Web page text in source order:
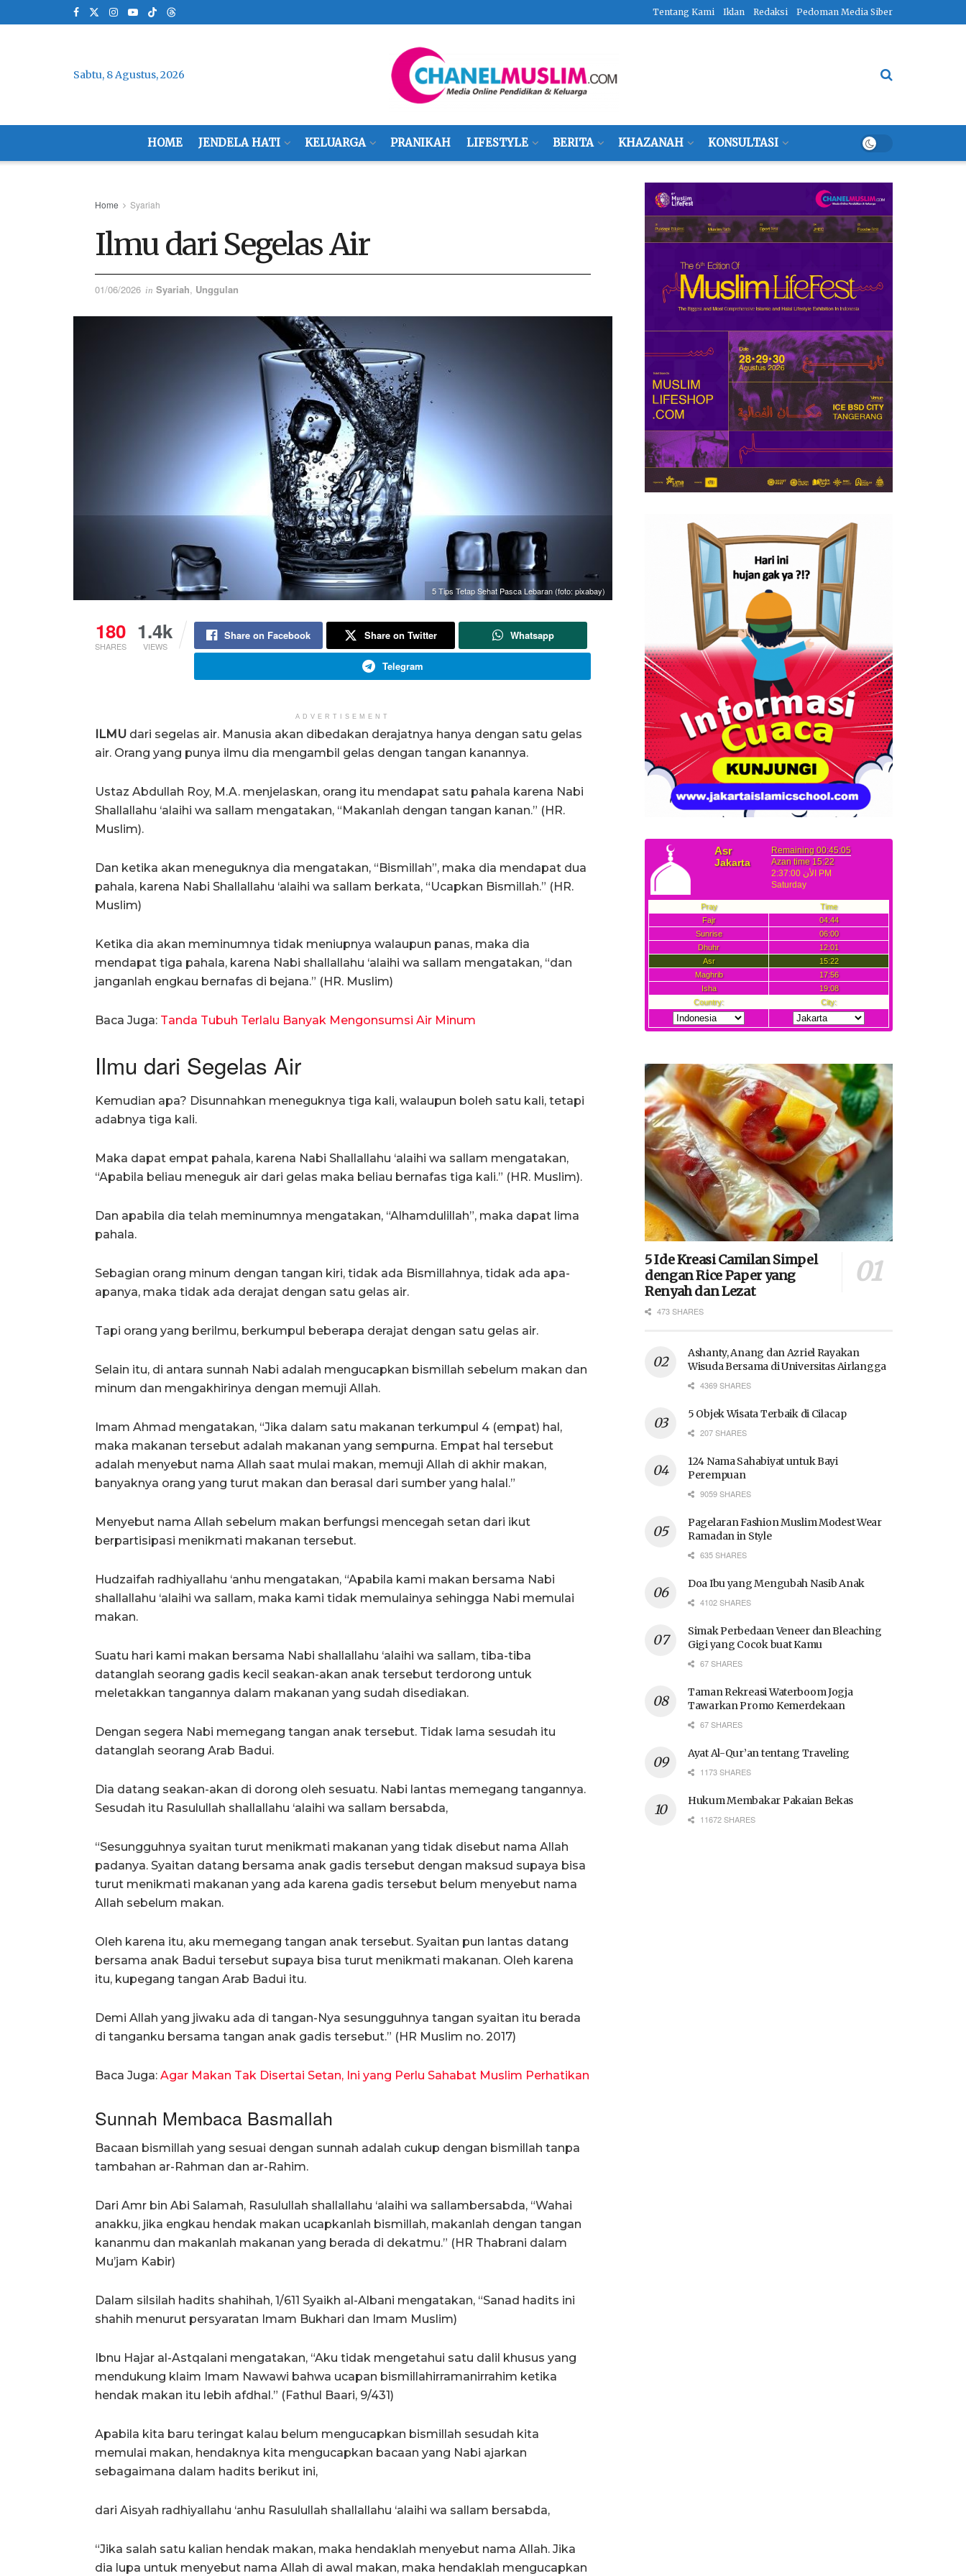
Tentang Kami Iklan Redaksi Pedoman Media Siber
Sabtu, 8 Agustus, 2026
HOME JENDELA HATI KELUARGA PRANIKAH LIFESTYLE BERITA KHAZANAH KONSULTASI
Home Syariah
Ilmu dari Segelas Air
01/06/2026 in Syariah, Unggulan
5 Tips Tetap Sehat Pasca Lebaran (foto: pixabay)
180
SHARES
1.4k
VIEWS
Share on Facebook Share on Twitter Whatsapp
Telegram
ADVERTISEMENT
ILMU dari segelas air. Manusia akan dibedakan derajatnya hanya dengan satu gelas
air. Orang yang punya ilmu dia mengambil gelas dengan tangan kanannya.
Ustaz Abdullah Roy, M.A. menjelaskan, orang itu mendapat satu pahala karena Nabi
Shallallahu ‘alaihi wa sallam mengatakan, “Makanlah dengan tangan kanan.” (HR.
Muslim).
Dan ketika akan meneguknya dia mengatakan, “Bismillah”, maka dia mendapat dua
pahala, karena Nabi Shallallahu ‘alaihi wa sallam berkata, “Ucapkan Bismillah.” (HR.
Muslim)
Ketika dia akan meminumnya tidak meniupnya walaupun panas, maka dia
mendapat tiga pahala, karena Nabi shallallahu ‘alaihi wa sallam mengatakan, “dan
janganlah engkau bernafas di bejana.” (HR. Muslim)
Baca Juga: Tanda Tubuh Terlalu Banyak Mengonsumsi Air Minum
Ilmu dari Segelas Air
Kemudian apa? Disunnahkan meneguknya tiga kali, walaupun boleh satu kali, tetapi
adabnya tiga kali.
Maka dapat empat pahala, karena Nabi Shallallahu ‘alaihi wa sallam mengatakan,
“Apabila beliau meneguk air dari gelas maka beliau bernafas tiga kali.” (HR. Muslim).
Dan apabila dia telah meminumnya mengatakan, “Alhamdulillah”, maka dapat lima
pahala.
Sebagian orang minum dengan tangan kiri, tidak ada Bismillahnya, tidak ada apa-
apanya, maka tidak ada derajat dengan satu gelas air.
Tapi orang yang berilmu, berkumpul beberapa derajat dengan satu gelas air.
Selain itu, di antara sunnah Nabi adalah mengucapkan bismillah sebelum makan dan
minum dan mengakhirinya dengan memuji Allah.
Imam Ahmad mengatakan, “Jika dalam satu makanan terkumpul 4 (empat) hal,
maka makanan tersebut adalah makanan yang sempurna. Empat hal tersebut
adalah menyebut nama Allah saat mulai makan, memuji Allah di akhir makan,
banyaknya orang yang turut makan dan berasal dari sumber yang halal.”
Menyebut nama Allah sebelum makan berfungsi mencegah setan dari ikut
berpartisipasi menikmati makanan tersebut.
Hudzaifah radhiyallahu ‘anhu mengatakan, “Apabila kami makan bersama Nabi
shallallahu ‘alaihi wa sallam, maka kami tidak memulainya sehingga Nabi memulai
makan.
Suatu hari kami makan bersama Nabi shallallahu ‘alaihi wa sallam, tiba-tiba
datanglah seorang gadis kecil seakan-akan anak tersebut terdorong untuk
meletakkan tangannya dalam makanan yang sudah disediakan.
Dengan segera Nabi memegang tangan anak tersebut. Tidak lama sesudah itu
datanglah seorang Arab Badui.
Dia datang seakan-akan di dorong oleh sesuatu. Nabi lantas memegang tangannya.
Sesudah itu Rasulullah shallallahu ‘alaihi wa sallam bersabda,
“Sesungguhnya syaitan turut menikmati makanan yang tidak disebut nama Allah
padanya. Syaitan datang bersama anak gadis tersebut dengan maksud supaya bisa
turut menikmati makanan yang ada karena gadis tersebut belum menyebut nama
Allah sebelum makan.
Oleh karena itu, aku memegang tangan anak tersebut. Syaitan pun lantas datang
bersama anak Badui tersebut supaya bisa turut menikmati makanan. Oleh karena
itu, kupegang tangan Arab Badui itu.
Demi Allah yang jiwaku ada di tangan-Nya sesungguhnya tangan syaitan itu berada
di tanganku bersama tangan anak gadis tersebut.” (HR Muslim no. 2017)
Baca Juga: Agar Makan Tak Disertai Setan, Ini yang Perlu Sahabat Muslim Perhatikan
Sunnah Membaca Basmallah
Bacaan bismillah yang sesuai dengan sunnah adalah cukup dengan bismillah tanpa
tambahan ar-Rahman dan ar-Rahim.
Dari Amr bin Abi Salamah, Rasulullah shallallahu ‘alaihi wa sallambersabda, “Wahai
anakku, jika engkau hendak makan ucapkanlah bismillah, makanlah dengan tangan
kananmu dan makanlah makanan yang berada di dekatmu.” (HR Thabrani dalam
Mu’jam Kabir)
Dalam silsilah hadits shahihah, 1/611 Syaikh al-Albani mengatakan, “Sanad hadits ini
shahih menurut persyaratan Imam Bukhari dan Imam Muslim)
Ibnu Hajar al-Astqalani mengatakan, “Aku tidak mengetahui satu dalil khusus yang
mendukung klaim Imam Nawawi bahwa ucapan bismillahirramanirrahim ketika
hendak makan itu lebih afdhal.” (Fathul Baari, 9/431)
Apabila kita baru teringat kalau belum mengucapkan bismillah sesudah kita
memulai makan, hendaknya kita mengucapkan bacaan yang Nabi ajarkan
sebagaimana dalam hadits berikut ini,
dari Aisyah radhiyallahu ‘anhu Rasulullah shallallahu ‘alaihi wa sallam bersabda,
“Jika salah satu kalian hendak makan, maka hendaklah menyebut nama Allah. Jika
dia lupa untuk menyebut nama Allah di awal makan, maka hendaklah mengucapkan
5 Ide Kreasi Camilan Simpel
dengan Rice Paper yang
Renyah dan Lezat
473 SHARES
Ashanty, Anang dan Azriel Rayakan
Wisuda Bersama di Universitas Airlangga
4369 SHARES
5 Objek Wisata Terbaik di Cilacap
207 SHARES
124 Nama Sahabiyat untuk Bayi
Perempuan
9059 SHARES
Pagelaran Fashion Muslim Modest Wear
Ramadan in Style
635 SHARES
Doa Ibu yang Mengubah Nasib Anak
4102 SHARES
Simak Perbedaan Veneer dan Bleaching
Gigi yang Cocok buat Kamu
67 SHARES
Taman Rekreasi Waterboom Jogja
Tawarkan Promo Kemerdekaan
67 SHARES
Ayat Al-Qur’an tentang Traveling
1173 SHARES
Hukum Membakar Pakaian Bekas
11672 SHARES